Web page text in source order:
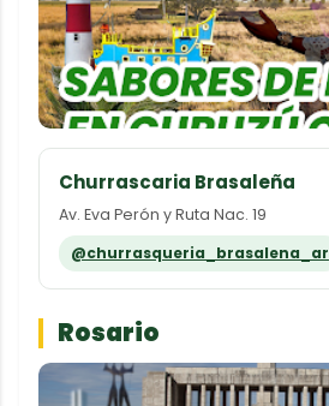
Churrascaria Brasaleña
Av. Eva Perón y Ruta Nac. 19
@churrasqueria_brasalena_ar
Rosario